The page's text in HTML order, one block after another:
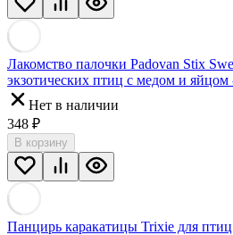
Лакомство палочки Padovan Stix
экзотических птиц с медом и яйцом
Нет в наличии
348 ₽
В корзину
Панцирь каракатицы Trixie для